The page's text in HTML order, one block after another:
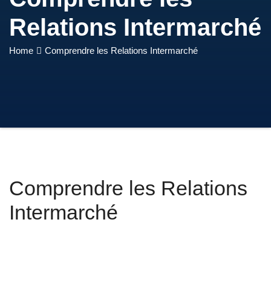
Relations Intermarché
Home Comprendre les Relations Intermarché
Comprendre les Relations
Intermarché